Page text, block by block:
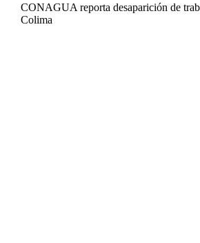
CONAGUA reporta desaparición de
Colima